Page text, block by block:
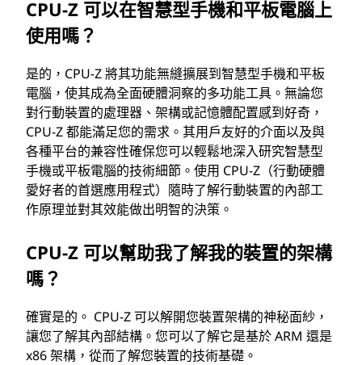
CPU-Z 可以在智慧型手機和平板電腦上
使用嗎？
是的，CPU-Z 將其功能無縫擴展到智慧型手機和平板
電腦，使其成為全面硬體洞察的多功能工具。無論您
對行動裝置的處理器、架構或記憶體配置感到好奇，
CPU-Z 都能滿足您的需求。其用戶友好的介面以及與
各種平台的兼容性確保您可以輕鬆地深入研究智慧型
手機或平板電腦的技術細節。使用 CPU-Z（行動硬體
愛好者的首選應用程式）隨時了解行動裝置的內部工
作原理並對其效能做出明智的決策。
CPU-Z 可以幫助我了解我的裝置的架構
嗎？
確實是的。 CPU-Z 可以解開您裝置架構的神秘面紗，
讓您了解其內部結構。您可以了解它是基於 ARM 還是
x86 架構，從而了解您裝置的技術基礎。